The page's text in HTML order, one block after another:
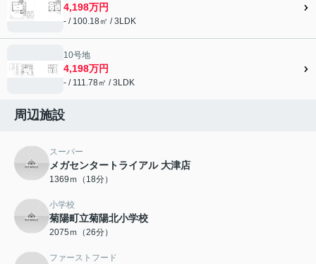
4,198万円
- / 100.18㎡ / 3LDK
10号地
4,198万円
- / 111.78㎡ / 3LDK
周辺施設
スーパー
メガセンタートライアル 大津店
1369ｍ（18分）
小学校
菊陽町立菊陽北小学校
2075ｍ（26分）
ファーストフード